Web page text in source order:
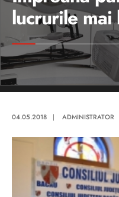
lucrurile mai
04.05.2018 | ADMINISTRATOR